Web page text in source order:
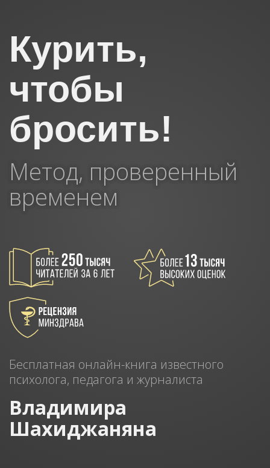
Курить,
чтобы
бросить!
Метод, проверенный
временем
Бесплатная онлайн-книга известного
психолога, педагога и журналиста
Владимира
Шахиджаняна